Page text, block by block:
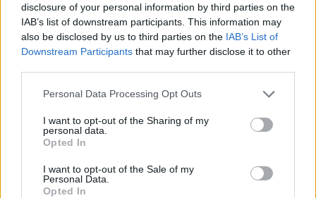
disclosure of your personal information by third parties on the
IAB’s list of downstream participants. This information may
also be disclosed by us to third parties on the IAB’s List of
Downstream Participants that may further disclose it to other
Personal Data Processing Opt Outs
I want to opt-out of the Sharing of my
personal data.
Opted In
I want to opt-out of the Sale of my
Personal Data.
Opted In
Η Σιένα ήταν μία από τις 27 φιναλίστ του
αυστραλιανού διαγωνισμού Miss Universe το